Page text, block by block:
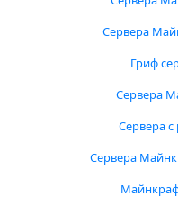
Сервера
Гриф
Сервера
Сервера
Сервера